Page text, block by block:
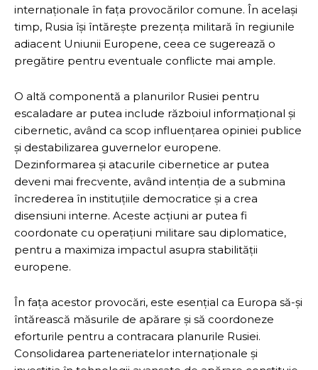
internaționale în fața provocărilor comune. În același
timp, Rusia își întărește prezența militară în regiunile
adiacent Uniunii Europene, ceea ce sugerează o
pregătire pentru eventuale conflicte mai ample.
O altă componentă a planurilor Rusiei pentru
escaladare ar putea include războiul informațional și
cibernetic, având ca scop influențarea opiniei publice
și destabilizarea guvernelor europene.
Dezinformarea și atacurile cibernetice ar putea
deveni mai frecvente, având intenția de a submina
încrederea în instituțiile democratice și a crea
disensiuni interne. Aceste acțiuni ar putea fi
coordonate cu operațiuni militare sau diplomatice,
pentru a maximiza impactul asupra stabilității
europene.
În fața acestor provocări, este esențial ca Europa să-și
întărească măsurile de apărare și să coordoneze
eforturile pentru a contracara planurile Rusiei.
Consolidarea parteneriatelor internaționale și